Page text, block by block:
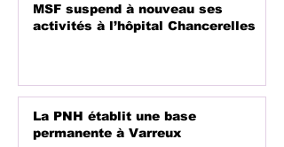
MSF suspend à nouveau ses
activités à l’hôpital Chancerelles
La PNH établit une base
permanente à Varreux